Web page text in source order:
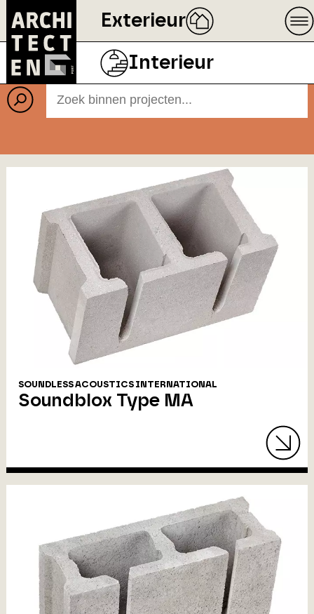
Exterieur
Interieur
Projecten
BEELD ECOPHON
SOUNDLESS ACOUSTICS INTERNATIONAL
Soundblox Type MA